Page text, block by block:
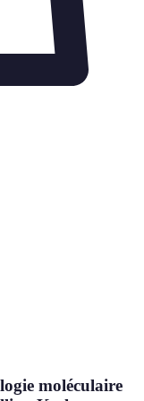
moléculaire